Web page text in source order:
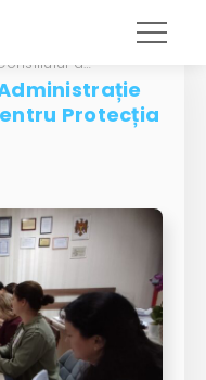
Ședința Consiliului de Administrație al Direcției Generale pentru Protecția Drepturilor Copilului
Protecția